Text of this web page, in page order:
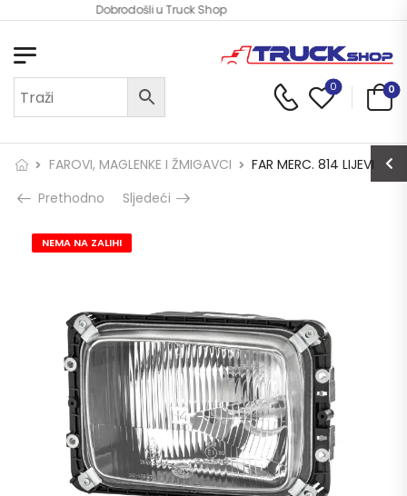
Dobrodošli u Truck Shop
0 0
FAROVI, MAGLENKE I ŽMIGAVCI
FAR MERC. 814 LIJEVI
Prethodno
Sljedeći
NEMA NA ZALIHI